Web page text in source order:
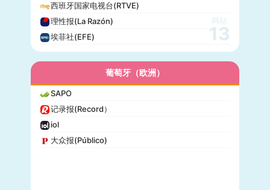
西班牙国家电视台(RTVE)
理性报(La Razón)
埃菲社(EFE)
网站
13
葡萄牙（欧洲）
SAPO
记录报(Record）
iol
大众报(Público)